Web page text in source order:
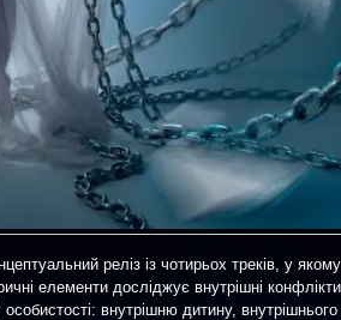
реліз із чотирьох треків, у якому
елементи досліджує внутрішні конфлікти
внутрішню дитину, внутрішнього